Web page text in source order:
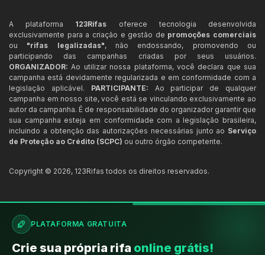
A plataforma 123Rifas oferece tecnologia desenvolvida
exclusivamente para a criação e gestão de promoções comerciais
ou "rifas legalizadas", não endossando, promovendo ou
participando das campanhas criadas por seus usuários.
ORGANIZADOR: Ao utilizar nossa plataforma, você declara que sua
campanha está devidamente regularizada e em conformidade com a
legislação aplicável. PARTICIPANTE: Ao participar de qualquer
campanha em nosso site, você está se vinculando exclusivamente ao
autor da campanha. É de responsabilidade do organizador garantir que
sua campanha esteja em conformidade com a legislação brasileira,
incluindo a obtenção das autorizações necessárias junto ao Serviço
de Proteção ao Crédito (SCPC) ou outro órgão competente.
Copyright © 2026, 123Rifas todos os direitos reservados.
PLATAFORMA GRATUITA
Crie sua própria rifa online grátis!